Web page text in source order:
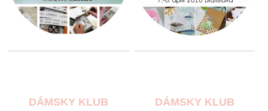
DÁMSKY KLUB
DÁMSKY KLUB